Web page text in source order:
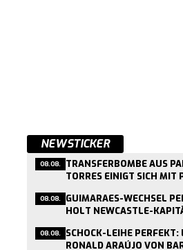
NEWSTICKER
08.08. TRANSFERBOMBE AUS
TORRES EINIGT SICH MIT
08.08. GUIMARAES-WECHSEL
HOLT NEWCASTLE-
08.08. SCHOCK-LEIHE
RONALD ARAÚJO VON